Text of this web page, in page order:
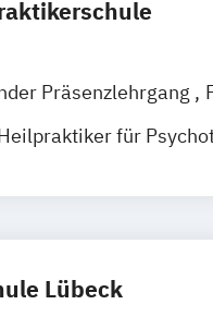
Präsenzlehrgang
für
Lübeck